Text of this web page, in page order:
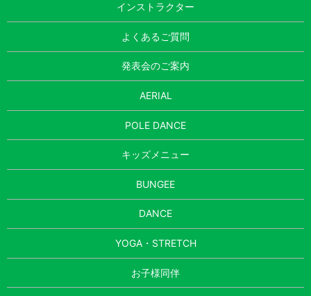
インストラクター
よくあるご質問
発表会のご案内
AERIAL
POLE DANCE
キッズメニュー
BUNGEE
DANCE
YOGA・STRETCH
お子様同伴